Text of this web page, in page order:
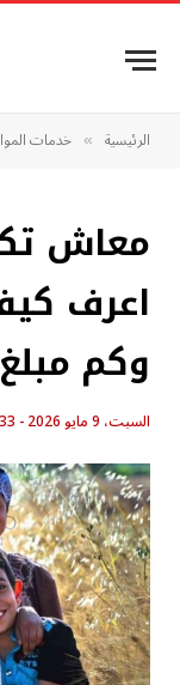
الرئيسية » خدمات
اعرف
وكم
السبت، 9 مايو 2026 - 11:33 ص